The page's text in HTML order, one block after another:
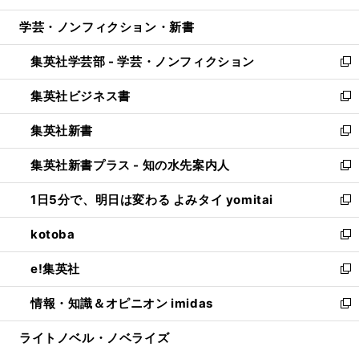
開
ウ
開
く
ン
ウ
で
開
く
ウ
ン
ド
ウ
で
開
く
し
ウ
ィ
ン
ド
ウ
で
開
く
学芸・ノンフィクション・新書
集英社学芸部 - 学芸・ノンフィクション
新
し
い
ウ
ィ
ン
ド
ウ
で
開
く
集英社ビジネス書
新
し
い
ウ
ィ
ン
ド
ウ
で
開
く
集英社新書
新
し
い
ウ
ィ
ン
ド
ウ
で
開
く
集英社新書プラス - 知の水先案内人
新
し
い
ウ
ィ
ン
ド
ウ
で
開
1日5分で、明日は変わる よみタイ yomitai
新
し
い
ウ
ィ
ン
ド
ウ
kotoba
新
し
い
ウ
ィ
ン
e!集英社
新
し
い
ウ
情報・知識＆オピニオン imidas
新
し
ライトノベル・ノベライズ